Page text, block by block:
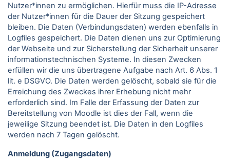
Nutzer*innen zu ermöglichen. Hierfür muss die IP-Adresse
der Nutzer*innen für die Dauer der Sitzung gespeichert
bleiben. Die Daten (Verbindungsdaten) werden ebenfalls in
Logfiles gespeichert. Die Daten dienen uns zur Optimierung
der Webseite und zur Sicherstellung der Sicherheit unserer
informationstechnischen Systeme. In diesen Zwecken
erfüllen wir die uns übertragene Aufgabe nach Art. 6 Abs. 1
lit. e DSGVO. Die Daten werden gelöscht, sobald sie für die
Erreichung des Zweckes ihrer Erhebung nicht mehr
erforderlich sind. Im Falle der Erfassung der Daten zur
Bereitstellung von Moodle ist dies der Fall, wenn die
jeweilige Sitzung beendet ist. Die Daten in den Logfiles
werden nach 7 Tagen gelöscht.
Anmeldung (Zugangsdaten)